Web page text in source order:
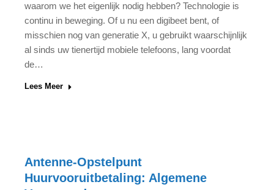
waarom we het eigenlijk nodig hebben? Technologie is
continu in beweging. Of u nu een digibeet bent, of
misschien nog van generatie X, u gebruikt waarschijnlijk
al sinds uw tienertijd mobiele telefoons, lang voordat
de…
Lees Meer
Antenne-Opstelpunt
Huurvooruitbetaling: Algemene